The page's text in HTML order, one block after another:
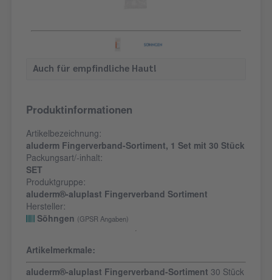
Auch für empfindliche Haut!
Produktinformationen
Artikelbezeichnung:
aluderm Fingerverband-Sortiment, 1 Set mit 30 Stück
Packungsart/-inhalt:
SET
Produktgruppe:
aluderm®-aluplast Fingerverband Sortiment
Hersteller:
Söhngen
(GPSR Angaben)
Artikelmerkmale:
aluderm®-aluplast Fingerverband-Sortiment 30 Stück